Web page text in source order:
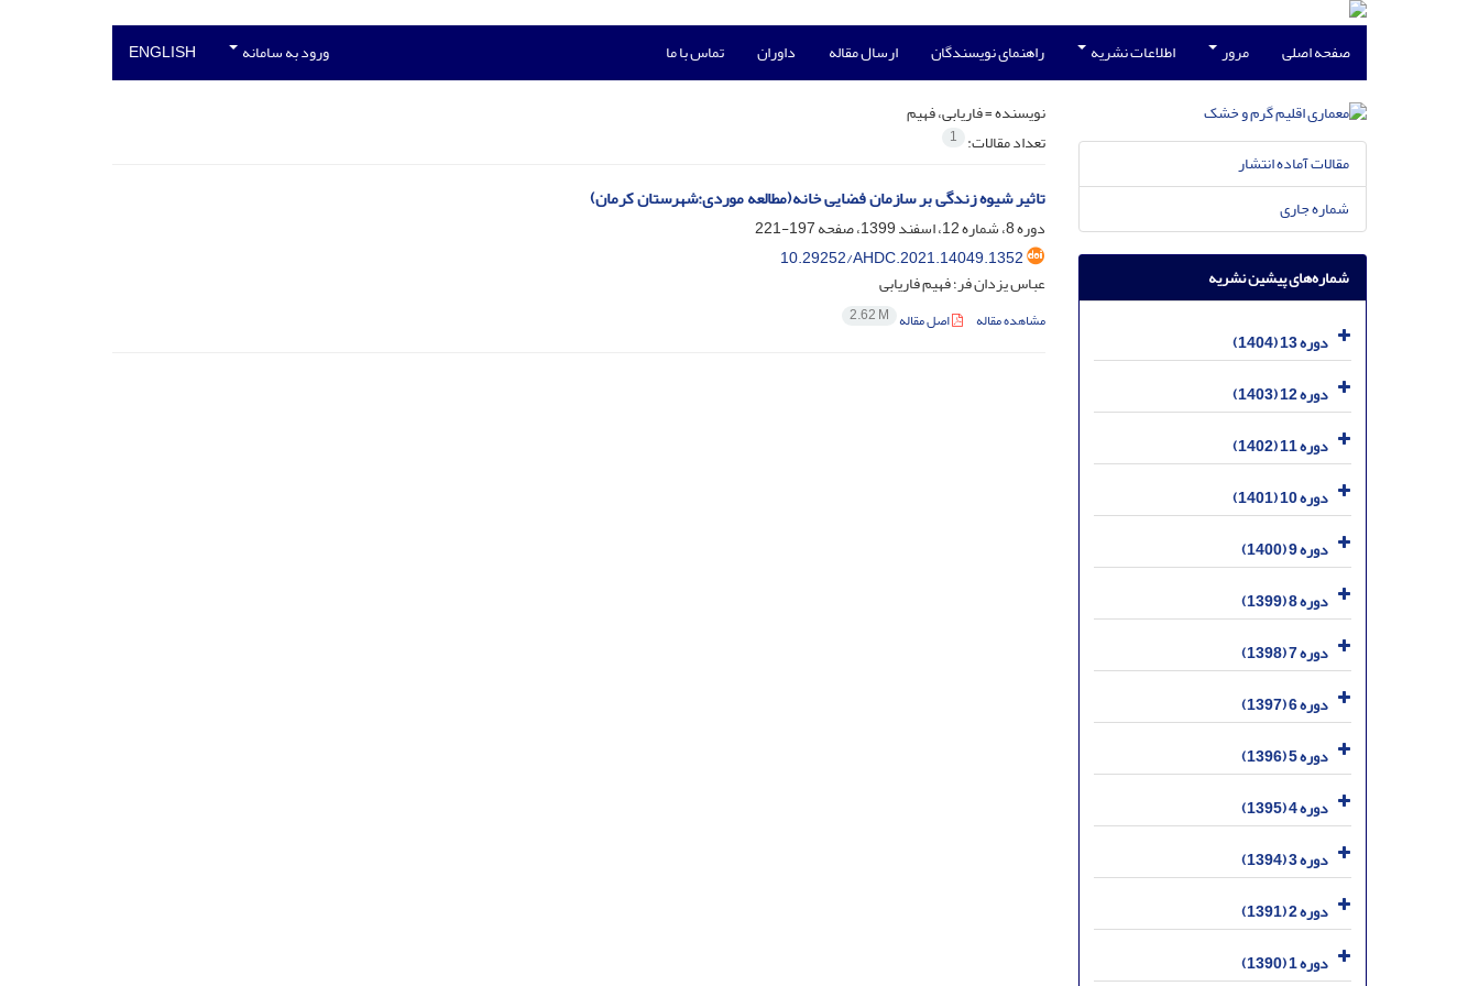
صفحه اصلی مرور اطلاعات نشریه راهنمای نویسندگان ارسال مقاله داوران تماس با ما ورود به سامانه ENGLISH
نویسنده =فاریابی، فهیم
تعداد مقالات: 1
تاثیر شیوه زندگی بر سازمان فضایی خانه(مطالعه موردی:شهرستان کرمان)
دوره 8، شماره 12، اسفند 1399، صفحه
197-221
10.29252/AHDC.2021.14049.1352
عباس یزدان فر؛ فهیم فاریابی
مشاهده مقاله اصل مقاله 2.62 M
مقالات آماده انتشار
شماره جاری
شماره‌های پیشین نشریه
دوره 13 (1404)
دوره 12 (1403)
دوره 11 (1402)
دوره 10 (1401)
دوره 9 (1400)
دوره 8 (1399)
دوره 7 (1398)
دوره 6 (1397)
دوره 5 (1396)
دوره 4 (1395)
دوره 3 (1394)
دوره 2 (1391)
دوره 1 (1390)